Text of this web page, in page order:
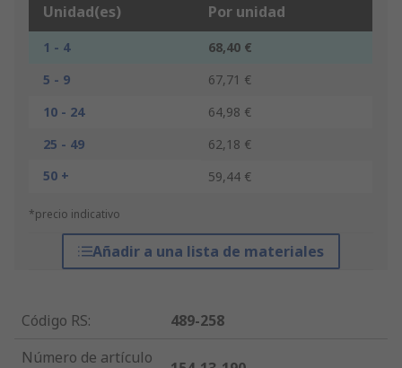
Unidad(es) Por unidad
1 - 4
68,40 €
5 - 9
67,71 €
10 - 24
64,98 €
25 - 49
62,18 €
50 +
59,44 €
*precio indicativo
Añadir a una lista de materiales
Código RS:
489-258
Número de artículo